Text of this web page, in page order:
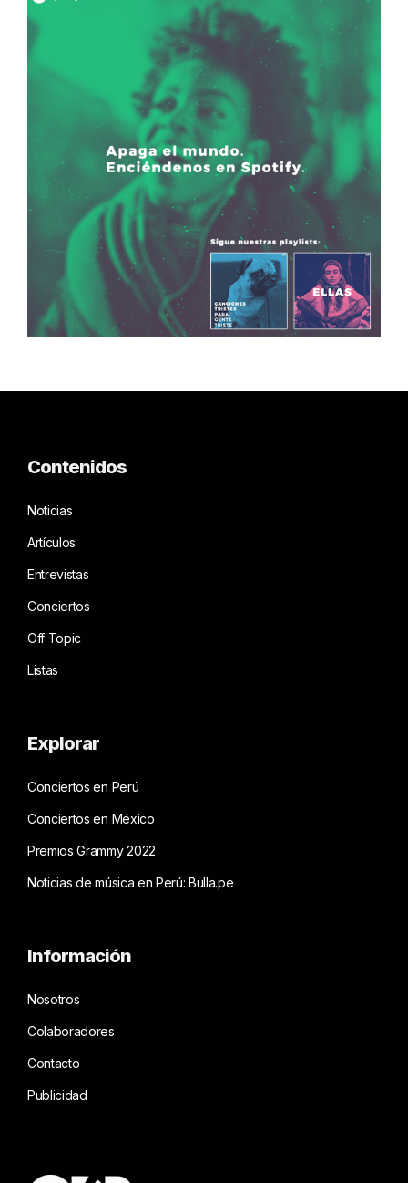
Contenidos
Noticias
Artículos
Entrevistas
Conciertos
Off Topic
Listas
Explorar
Conciertos en Perú
Conciertos en México
Premios Grammy 2022
Noticias de música en Perú: Bulla.pe
Información
Nosotros
Colaboradores
Contacto
Publicidad